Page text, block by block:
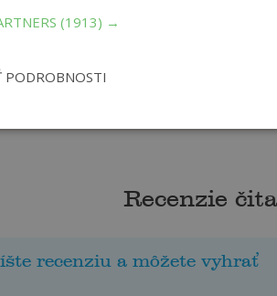
Recenzie
recenziu a môžete vyhrať
(1913) →
PODROBNOSTI